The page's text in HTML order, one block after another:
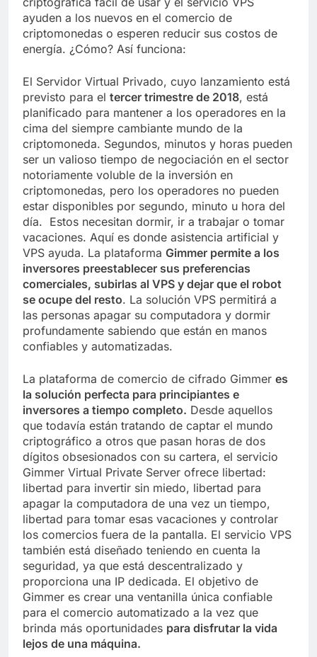
ayuden a los nuevos en el comercio de
criptomonedas o esperen reducir sus costos de
energía. ¿Cómo? Así funciona:
El Servidor Virtual Privado, cuyo lanzamiento está
previsto para el tercer trimestre de 2018, está
planificado para mantener a los operadores en la
cima del siempre cambiante mundo de la
criptomoneda. Segundos, minutos y horas pueden
ser un valioso tiempo de negociación en el sector
notoriamente voluble de la inversión en
criptomonedas, pero los operadores no pueden
estar disponibles por segundo, minuto u hora del
día. Estos necesitan dormir, ir a trabajar o tomar
vacaciones. Aquí es donde asistencia artificial y
VPS ayuda. La plataforma Gimmer permite a los
inversores preestablecer sus preferencias
comerciales, subirlas al VPS y dejar que el robot
se ocupe del resto. La solución VPS permitirá a
las personas apagar su computadora y dormir
profundamente sabiendo que están en manos
confiables y automatizadas.
La plataforma de comercio de cifrado Gimmer es
la solución perfecta para principiantes e
inversores a tiempo completo. Desde aquellos
que todavía están tratando de captar el mundo
criptográfico a otros que pasan horas de dos
dígitos obsesionados con su cartera, el servicio
Gimmer Virtual Private Server ofrece libertad:
libertad para invertir sin miedo, libertad para
apagar la computadora de una vez un tiempo,
libertad para tomar esas vacaciones y controlar
los comercios fuera de la pantalla. El servicio VPS
también está diseñado teniendo en cuenta la
seguridad, ya que está descentralizado y
proporciona una IP dedicada. El objetivo de
Gimmer es crear una ventanilla única confiable
para el comercio automatizado a la vez que
brinda más oportunidades para disfrutar la vida
lejos de una máquina.